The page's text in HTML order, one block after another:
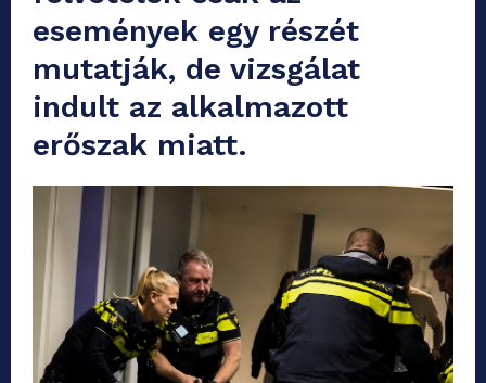
események egy részét
mutatják, de vizsgálat
indult az alkalmazott
erőszak miatt.